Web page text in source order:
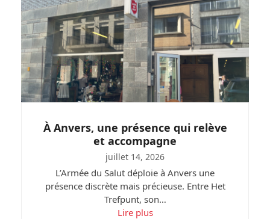
À Anvers, une présence qui relève
et accompagne
juillet 14, 2026
L’Armée du Salut déploie à Anvers une
présence discrète mais précieuse. Entre Het
Trefpunt, son…
Lire plus